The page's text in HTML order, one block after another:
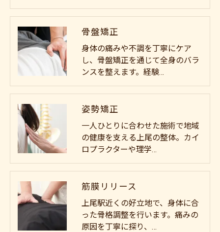
骨盤矯正
身体の痛みや不調を丁寧にケア
し、骨盤矯正を通じて全身のバラ
ンスを整えます。経験…
姿勢矯正
一人ひとりに合わせた施術で地域
の健康を支える上尾の整体。カイ
ロプラクターや理学…
筋膜リリース
上尾駅近くの好立地で、身体に合
った骨格調整を行います。痛みの
原因を丁寧に探り、…